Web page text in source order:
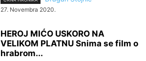
27. Novembra 2020.
HEROJ MIĆO USKORO NA
VELIKOM PLATNU Snima se film o
hrabrom...